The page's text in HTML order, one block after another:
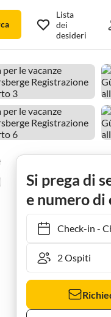
Lista
dei
desideri
Charlie
Si prega di
e numero di
Check-in-